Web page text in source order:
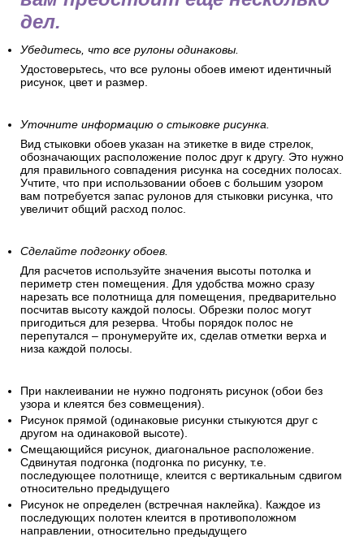
дел.
Убедитесь, что все рулоны одинаковы.
Удостоверьтесь, что все рулоны обоев имеют идентичный
рисунок, цвет и размер.
Уточните информацию о стыковке рисунка.
Вид стыковки обоев указан на этикетке в виде стрелок,
обозначающих расположение полос друг к другу. Это нужно
для правильного совпадения рисунка на соседних полосах.
Учтите, что при использовании обоев с большим узором
вам потребуется запас рулонов для стыковки рисунка, что
увеличит общий расход полос.
Сделайте подгонку обоев.
Для расчетов используйте значения высоты потолка и
периметр стен помещения. Для удобства можно сразу
нарезать все полотнища для помещения, предварительно
посчитав высоту каждой полосы. Обрезки полос могут
пригодиться для резерва. Чтобы порядок полос не
перепутался – пронумеруйте их, сделав отметки верха и
низа каждой полосы.
При наклеивании не нужно подгонять рисунок (обои без
узора и клеятся без совмещения).
Рисунок прямой (одинаковые рисунки стыкуются друг с
другом на одинаковой высоте).
Смещающийся рисунок, диагональное расположение.
Сдвинутая подгонка (подгонка по рисунку, т.е.
последующее полотнище, клеится с вертикальным сдвигом
относительно предыдущего
Рисунок не определен (встречная наклейка). Каждое из
последующих полотен клеится в противоположном
направлении, относительно предыдущего